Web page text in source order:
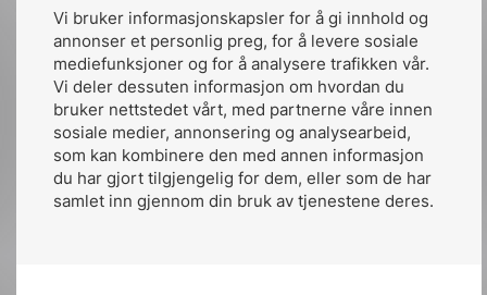
Vi bruker informasjonskapsler for å gi innhold og
annonser et personlig preg, for å levere sosiale
mediefunksjoner og for å analysere trafikken vår.
Vi deler dessuten informasjon om hvordan du
bruker nettstedet vårt, med partnerne våre innen
sosiale medier, annonsering og analysearbeid,
som kan kombinere den med annen informasjon
du har gjort tilgjengelig for dem, eller som de har
samlet inn gjennom din bruk av tjenestene deres.
845: Lighting